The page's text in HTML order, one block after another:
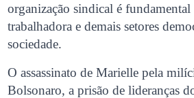
organização sindical é fundamental
trabalhadora e demais setores
sociedade.
O assassinato de Marielle pela
Bolsonaro, a prisão de lideranças